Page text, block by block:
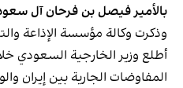
بالأمير فيصل بن فرحان آل
وذكرت وكالة مؤسسة الإذاعة
أطلع وزير الخارجية السعودي
المفاوضات الجارية بين إيران